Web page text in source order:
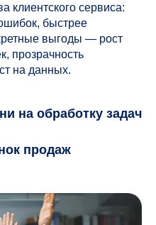
клиентского сервиса:
быстрее
выгоды — рост
прозрачность
на данных.
на обработку задач
продаж